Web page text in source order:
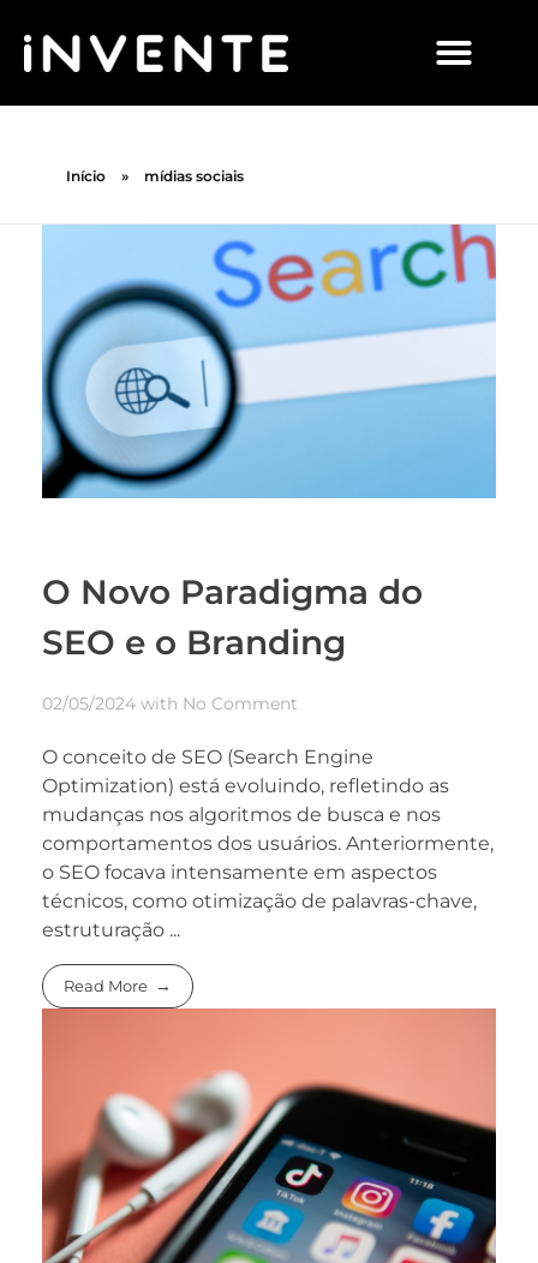
Início » mídias sociais
O Novo Paradigma do
SEO e o Branding
02/05/2024 with No Comment
O conceito de SEO (Search Engine
Optimization) está evoluindo, refletindo as
mudanças nos algoritmos de busca e nos
comportamentos dos usuários. Anteriormente,
o SEO focava intensamente em aspectos
técnicos, como otimização de palavras-chave,
estruturação ...
Read More